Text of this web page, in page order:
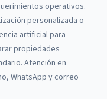
operativos.
personalizada o
artificial para
propiedades
Atención en
WhatsApp y correo